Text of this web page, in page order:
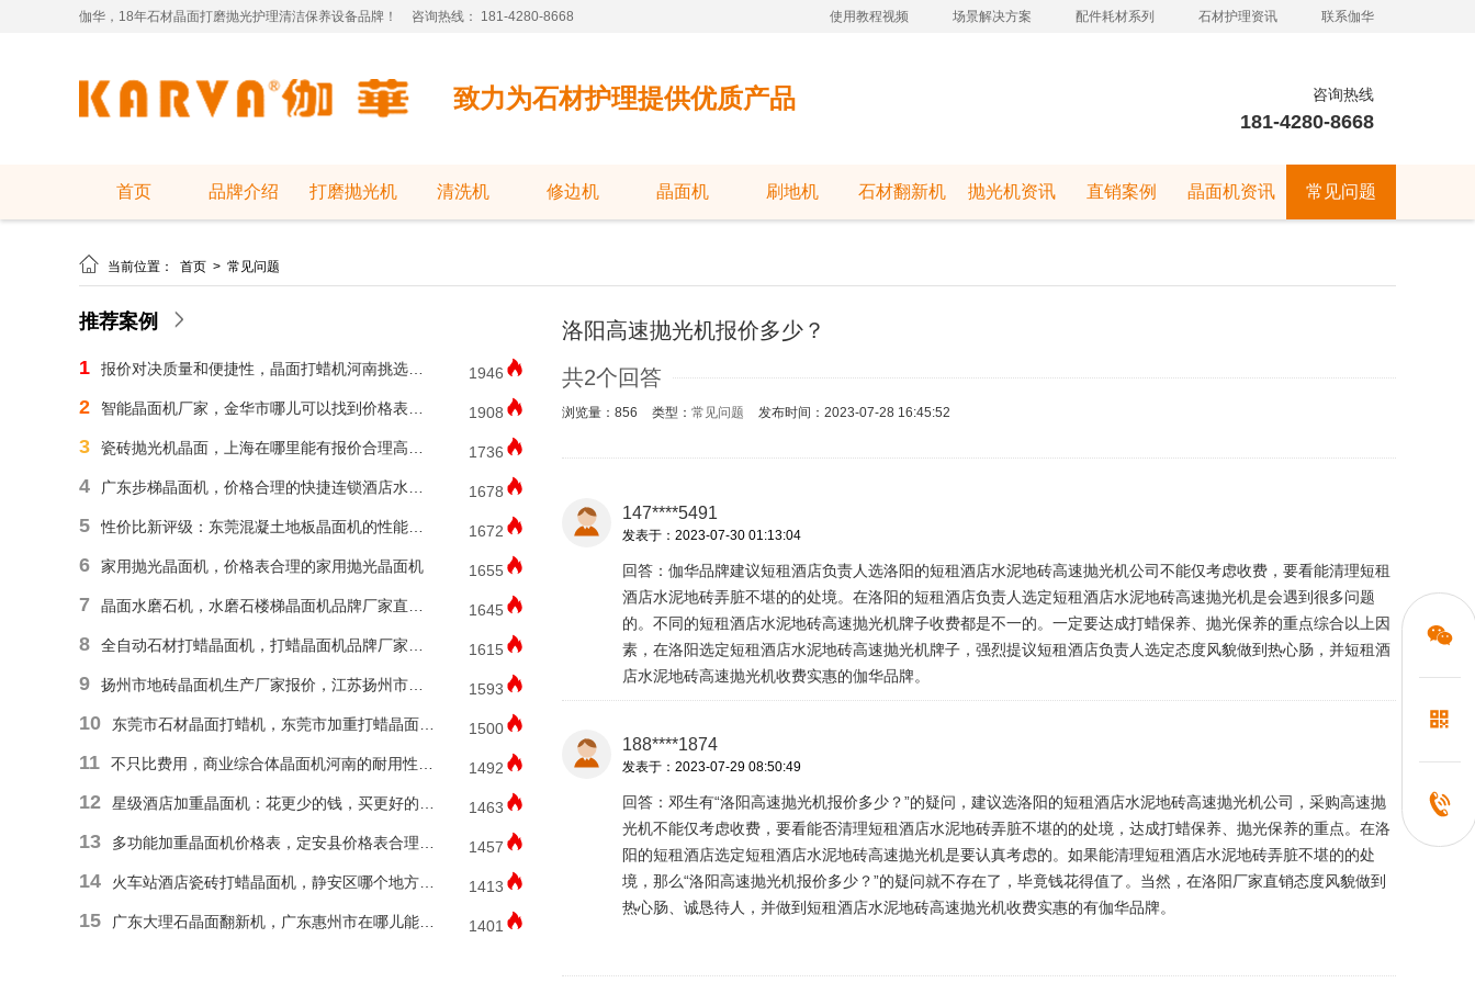
伽华，18年石材晶面打磨抛光护理清洁保养设备品牌！ 咨询热线： 181-4280-8668 使用教程视频 场景解决方案 配件耗材系列 石材护理资讯 联系伽华
致力为石材护理提供优质产品 咨询热线
181-4280-8668
首页 品牌介绍 打磨抛光机 清洗机 修边机 晶面机 刷地机 石材翻新机 抛光机资讯 直销案例 晶面机资讯 常见问题
 当前位置： 首页 > 常见问题
洛阳高速抛光机报价多少？
共2个回答
浏览量：856 类型： 常见问题 发布时间：2023-07-28 16:45:52
147****5491
发表于：2023-07-30 01:13:04
回答：伽华品牌建议短租酒店负责人选洛阳的短租酒店水泥地砖高速抛光机公司不能仅考虑收费，要看能清理短租
酒店水泥地砖弄脏不堪的的处境。在洛阳的短租酒店负责人选定短租酒店水泥地砖高速抛光机是会遇到很多问题
的。不同的短租酒店水泥地砖高速抛光机牌子收费都是不一的。一定要达成打蜡保养、抛光保养的重点综合以上因
素，在洛阳选定短租酒店水泥地砖高速抛光机牌子，强烈提议短租酒店负责人选定态度风貌做到热心肠，并短租酒
店水泥地砖高速抛光机收费实惠的伽华品牌。
188****1874
发表于：2023-07-29 08:50:49
回答：邓生有“洛阳高速抛光机报价多少？”的疑问，建议选洛阳的短租酒店水泥地砖高速抛光机公司，采购高速抛
光机不能仅考虑收费，要看能否清理短租酒店水泥地砖弄脏不堪的的处境，达成打蜡保养、抛光保养的重点。在洛
阳的短租酒店选定短租酒店水泥地砖高速抛光机是要认真考虑的。如果能清理短租酒店水泥地砖弄脏不堪的的处
境，那么“洛阳高速抛光机报价多少？”的疑问就不存在了，毕竟钱花得值了。当然，在洛阳厂家直销态度风貌做到
热心肠、诚恳待人，并做到短租酒店水泥地砖高速抛光机收费实惠的有伽华品牌。
推荐案例
1 1946
2 1908
3 1736
4 1678
5 1672
6 家用抛光晶面机，价格表合理的家用抛光晶面机 1655
7 1645
8 1615
9 1593
10 1500
11 1492
12 1463
13 1457
14 1413
15 1401